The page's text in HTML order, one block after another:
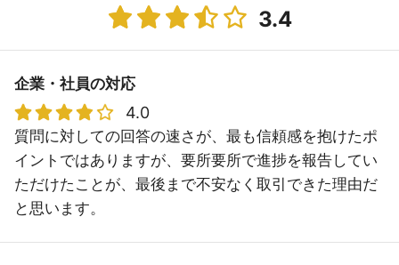
3.4
企業・社員の対応
4.0
質問に対しての回答の速さが、最も信頼感を抱けたポ
イントではありますが、要所要所で進捗を報告してい
ただけたことが、最後まで不安なく取引できた理由だ
と思います。